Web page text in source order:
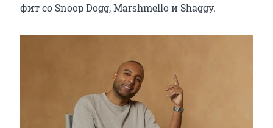
фит со Snoop Dogg, Marshmello и Shaggy.